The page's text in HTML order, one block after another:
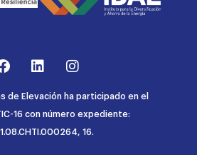
de Elevación ha participado en el
16 con número expediente:
16.